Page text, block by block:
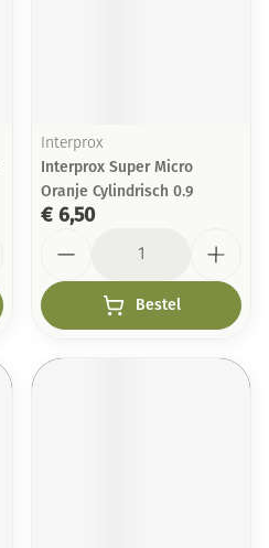
Interprox
Interprox Super Micro
Oranje Cylindrisch 0.9
€ 6,50
Bestel